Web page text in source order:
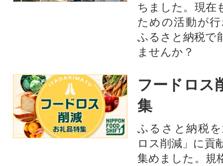
ちました。現在
ための活動が
ふるさと納税で
ませんか？
フードロス
集
ふるさと納税
ロス削減」に貢
集めました。規